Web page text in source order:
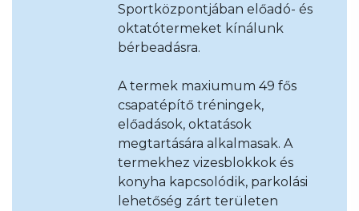
Sportközpontjában előadó- és
oktatótermeket kínálunk
bérbeadásra.
A termek maxiumum 49 fős
csapatépítő tréningek,
előadások, oktatások
megtartására alkalmasak. A
termekhez vizesblokkok és
konyha kapcsolódik, parkolási
lehetőség zárt területen